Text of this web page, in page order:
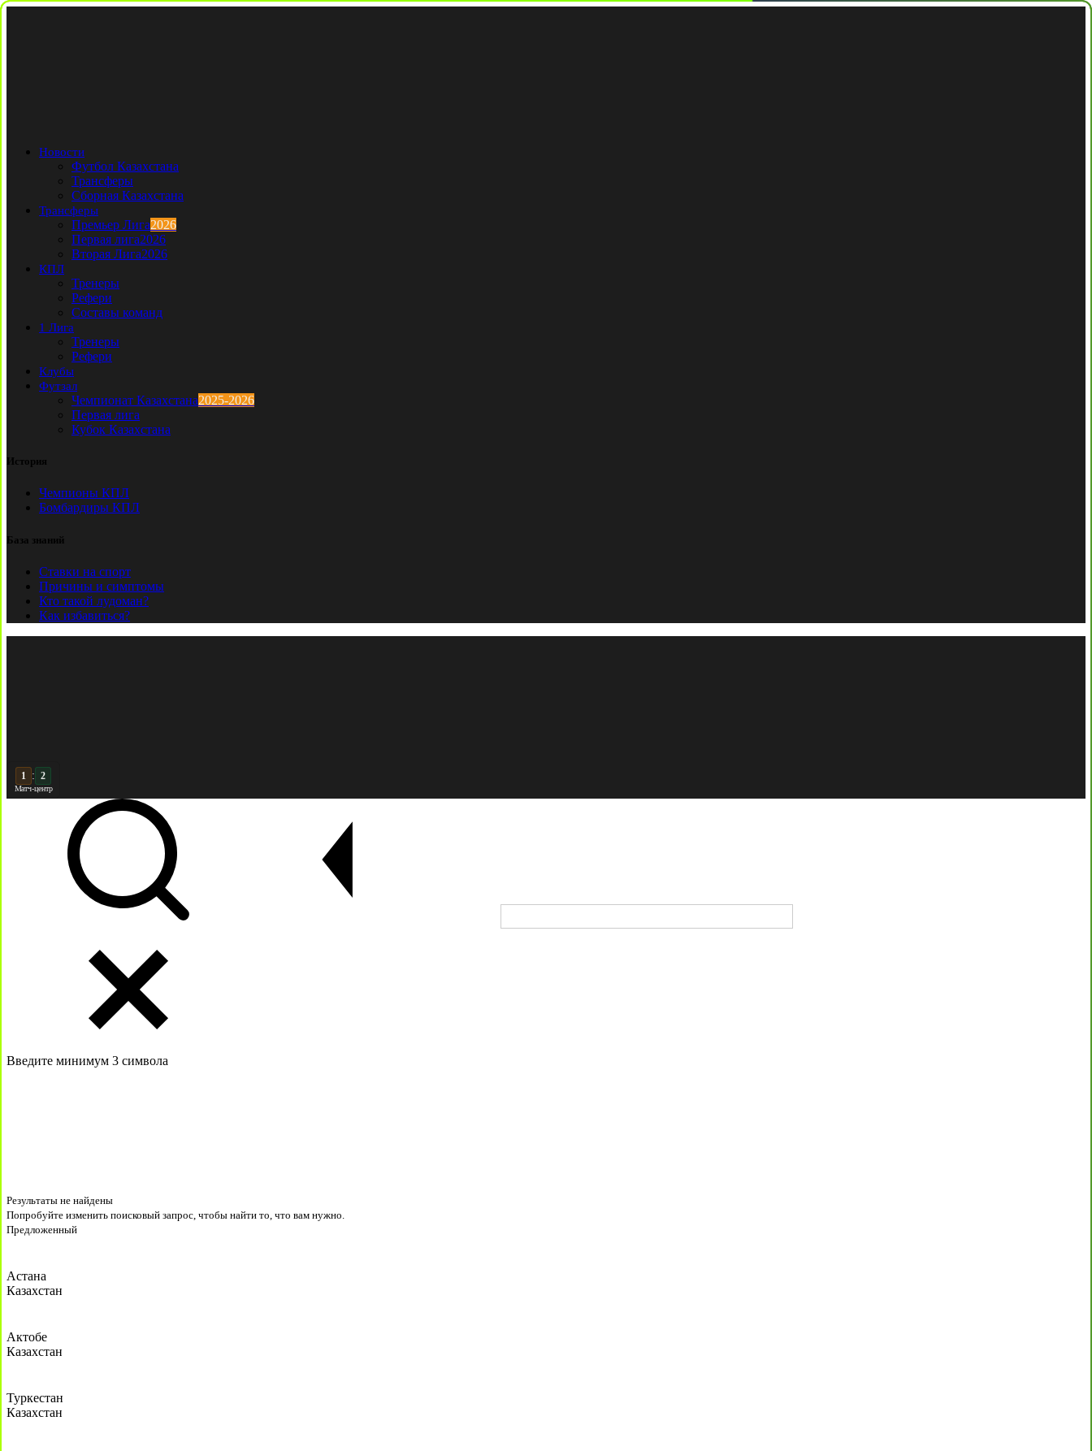
Новости
Футбол Казахстана
Трансферы
Сборная Казахстана
Трансферы
Премьер Лига2026
Первая лига2026
Вторая Лига2026
КПЛ
Тренеры
Рефери
Составы команд
1 Лига
Тренеры
Рефери
Клубы
Футзал
Чемпионат Казахстана2025-2026
Первая лига
Кубок Казахстана
История
Чемпионы КПЛ
Бомбардиры КПЛ
База знаний
Ставки на спорт
Причины и симптомы
Кто такой лудоман?
Как избавиться?
2 : 2
Матч-центр
Введите минимум 3 символа
Результаты не найдены
Попробуйте изменить поисковый запрос, чтобы найти то, что вам нужно.
Предложенный
Астана
Казахстан
Актобе
Казахстан
Туркестан
Казахстан